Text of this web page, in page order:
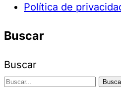
Política de
Buscar
Buscar